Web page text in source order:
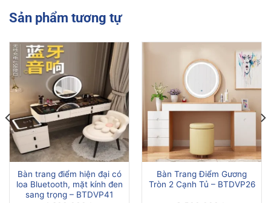
Sản phẩm tương tự
Bàn trang điểm hiện đại có
loa Bluetooth, mặt kính đen
sang trọng – BTDVP41
Bàn Trang Điểm Gương
Tròn 2 Cạnh Tủ – BTDVP26